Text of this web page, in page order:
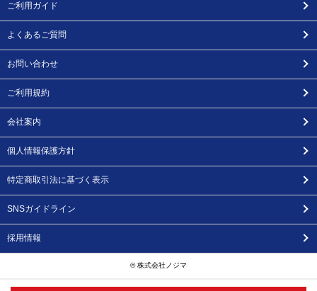
ご利用ガイド
よくあるご質問
お問い合わせ
ご利用規約
会社案内
個人情報保護方針
特定商取引法に基づく表示
SNSガイドライン
採用情報
© 株式会社ノジマ